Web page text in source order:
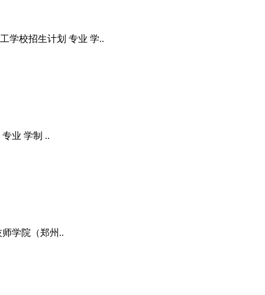
学校招生计划 专业 学..
业 学制 ..
学院（郑州..